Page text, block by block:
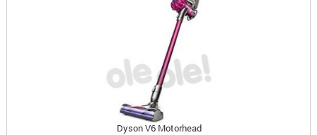
Dyson V6 Motorhead